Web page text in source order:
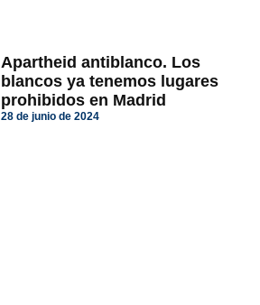
Apartheid antiblanco. Los
blancos ya tenemos lugares
prohibidos en Madrid
28 de junio de 2024